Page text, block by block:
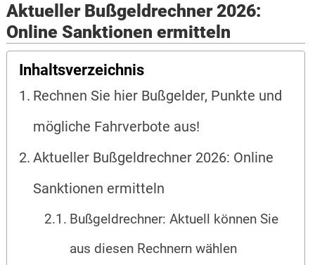
Aktueller Bußgeldrechner 2026:
Online Sanktionen ermitteln
Inhaltsverzeichnis
Rechnen Sie hier Bußgelder, Punkte und
mögliche Fahrverbote aus!
Aktueller Bußgeldrechner 2026: Online
Sanktionen ermitteln
Bußgeldrechner: Aktuell können Sie
aus diesen Rechnern wählen